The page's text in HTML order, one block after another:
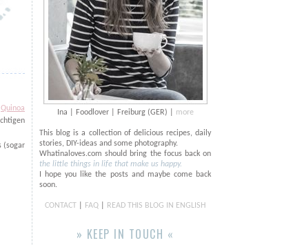
Quinoa
(sogar
Ina | Foodlover | Freiburg (GER) | more
This blog is a collection of delicious recipes, daily
stories, DIY-ideas and some photography.
Whatinaloves.com should bring the focus back on
the little things in life that make us happy.
I hope you like the posts and maybe come back
soon.
CONTACT FAQ READ THIS BLOG IN ENGLISH
» KEEP IN TOUCH «